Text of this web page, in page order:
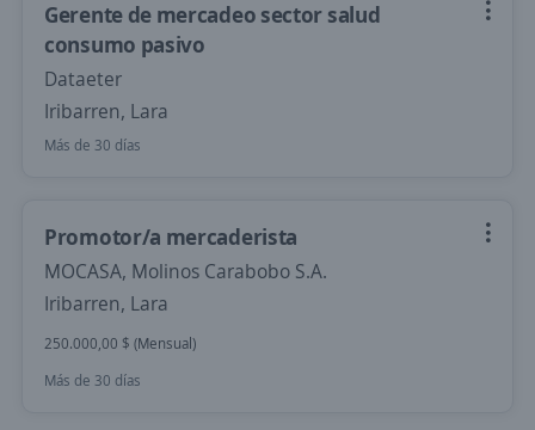
Gerente de mercadeo sector salud
consumo pasivo
Dataeter
Iribarren, Lara
Más de 30 días
Promotor/a mercaderista
MOCASA, Molinos Carabobo S.A.
Iribarren, Lara
250.000,00 $ (Mensual)
Más de 30 días